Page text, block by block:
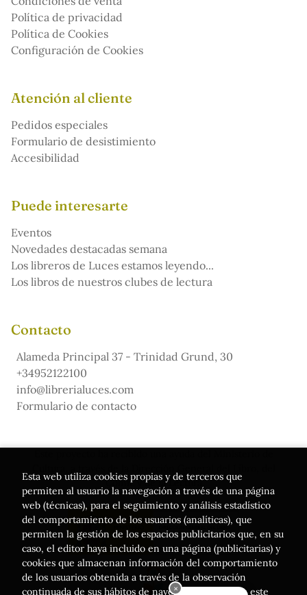
Política de privacidad
Política de Cookies
Configuración de Cookies
Atención al cliente
Pedidos especiales
Formulario de desistimiento
Accesibilidad
Puede interesarte
Eventos
Novedades destacadas semana
Los libreros de Luces estamos leyendo...
Los libros de nuestros clubes de lectura
Contacto
Alameda Principal 37 - Trinidad Grund, 30
+34952122100
info@librerialuces.com
Formulario de contacto
Cómic y de la Lectura
Esta web utiliza cookies propias y de terceros que
permiten al usuario la navegación a través de una página
web (técnicas), para el seguimiento y análisis estadístico
del comportamiento de los usuarios (analíticas), que
permiten la gestión de los espacios publicitarios que, en su
caso, el editor haya incluido en una página (publicitarias) y
cookies que almacenan información del comportamiento
de los usuarios obtenida a través de la observación
continuada de sus hábitos de navegación. Si acepta este